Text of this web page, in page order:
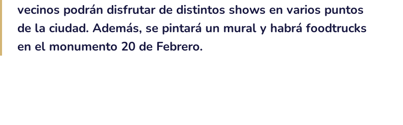
vecinos podrán disfrutar de distintos shows en varios puntos
de la ciudad. Además, se pintará un mural y habrá foodtrucks
en el monumento 20 de Febrero.